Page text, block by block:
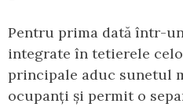
Pentru prima dată într-
integrate în tetierele
principale aduc sunetul
ocupanți și permit o